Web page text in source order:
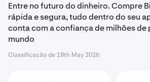
Entre no futuro do dinheiro. Compre
rápida e segura, tudo dentro do seu
conta com a confiança de milhões de
mundo
Classificação de 18th May 2026